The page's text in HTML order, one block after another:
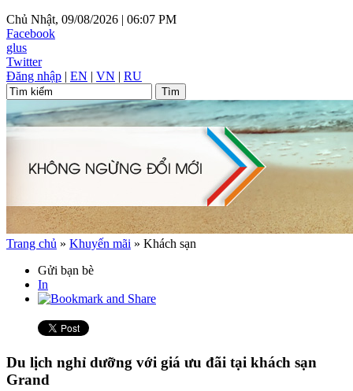
Chủ Nhật, 09/08/2026 | 06:07 PM
Facebook
glus
Twitter
Đăng nhập | EN | VN | RU
Trang chủ » Khuyến mãi » Khách sạn
Gửi bạn bè
In
Du lịch nghỉ dưỡng với giá ưu đãi tại khách sạn
Grand